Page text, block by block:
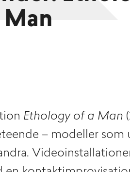
Man
Ethology of a Man
– modeller som